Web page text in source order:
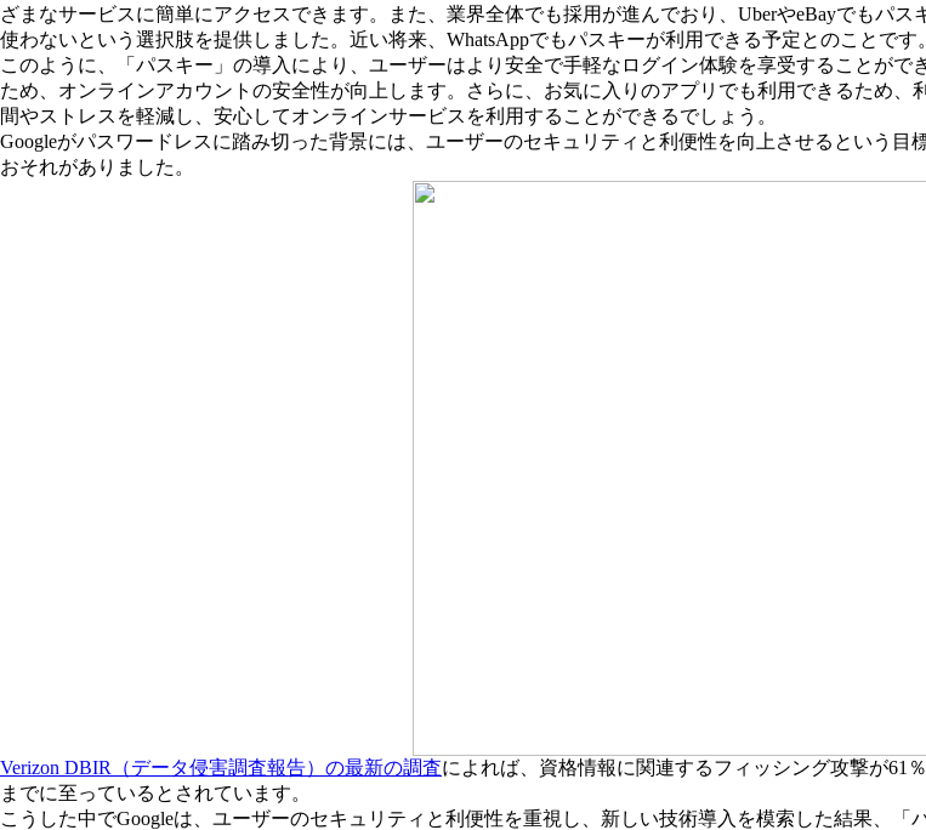
ざまなサービスに簡単にアクセスできます。また、業界全体でも採用が進んでおり、UberやeBayでもパ
使わないという選択肢を提供しました。近い将来、WhatsAppでもパスキーが利用できる予定とのことです。
このように、「パスキー」の導入により、ユーザーはより安全で手軽なログイン体験を享受することが
ため、オンラインアカウントの安全性が向上します。さらに、お気に入りのアプリでも利用できるため
間やストレスを軽減し、安心してオンラインサービスを利用することができるでしょう。
Googleがパスワードレスに踏み切った背景には、ユーザーのセキュリティと利便性を向上させるという
おそれがありました。
Verizon DBIR（データ侵害調査報告）の最新の調査によれば、資格情報に関連するフィッシング攻撃が61
までに至っているとされています。
こうした中でGoogleは、ユーザーのセキュリティと利便性を重視し、新しい技術導入を模索した結果、